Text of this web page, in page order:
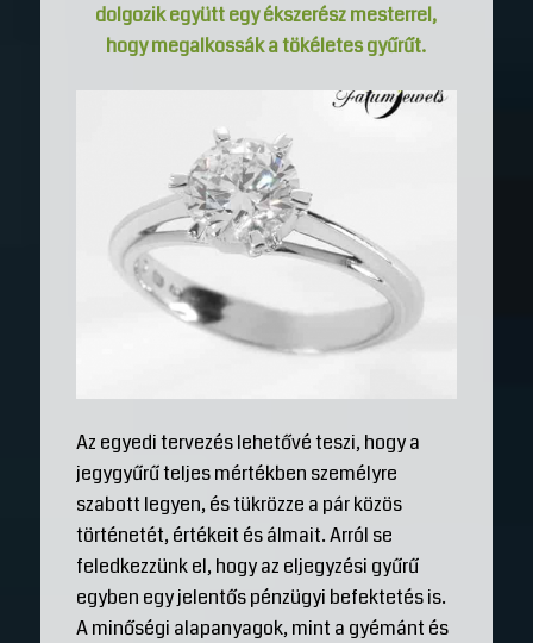
dolgozik együtt egy ékszerész mesterrel,
hogy megalkossák a tökéletes gyűrűt.
Az egyedi tervezés lehetővé teszi, hogy a
jegygyűrű teljes mértékben személyre
szabott legyen, és tükrözze a pár közös
történetét, értékeit és álmait. Arról se
feledkezzünk el, hogy az eljegyzési gyűrű
egyben egy jelentős pénzügyi befektetés is.
A minőségi alapanyagok, mint a gyémánt és